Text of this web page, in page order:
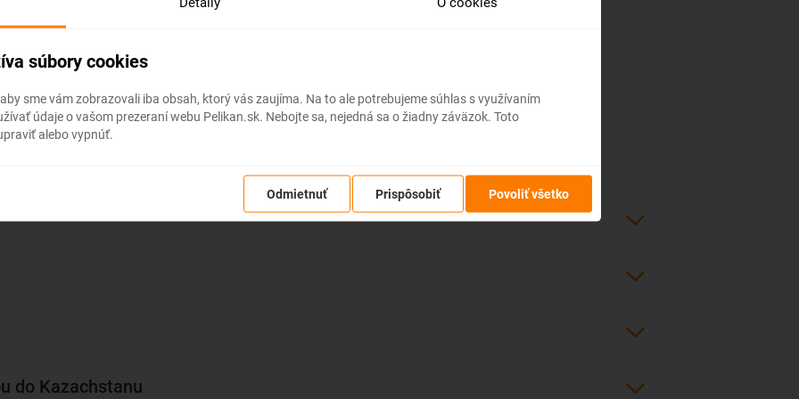
a spoznávanie
Almaty má 1,7 milióna
Astana, Almaty je
za veľmi málo peňazí.
do Kazachstanu
súbory cookies
sme vám zobrazovali iba obsah, ktorý vás zaujíma. Na to ale potrebujeme súhlas s využívaním
údaje o vašom prezeraní webu Pelikan.sk. Nebojte sa, nejedná sa o žiadny záväzok. Toto
alebo vypnúť.
Odmietnuť Prispôsobiť Povoliť všetko